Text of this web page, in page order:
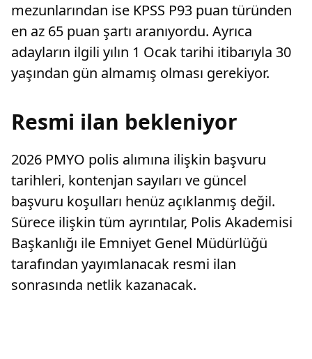
mezunlarından ise KPSS P93 puan türünden
en az 65 puan şartı aranıyordu. Ayrıca
adayların ilgili yılın 1 Ocak tarihi itibarıyla 30
yaşından gün almamış olması gerekiyor.
Resmi ilan bekleniyor
2026 PMYO polis alımına ilişkin başvuru
tarihleri, kontenjan sayıları ve güncel
başvuru koşulları henüz açıklanmış değil.
Sürece ilişkin tüm ayrıntılar, Polis Akademisi
Başkanlığı ile Emniyet Genel Müdürlüğü
tarafından yayımlanacak resmi ilan
sonrasında netlik kazanacak.